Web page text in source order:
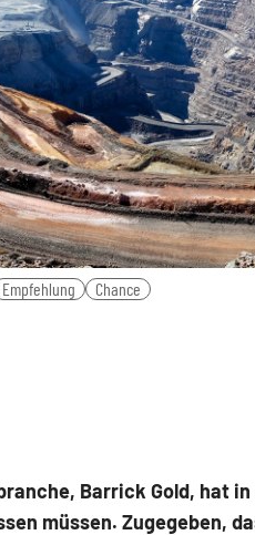
Empfehlung Chance
Barrick Gold, hat in
müssen. Zugegeben,